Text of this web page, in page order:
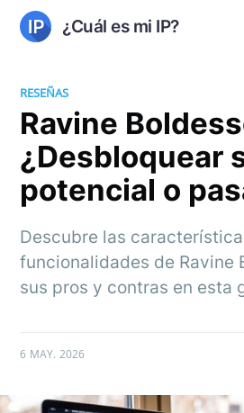
¿Cuál es mi IP?
RESEÑAS
Ravine
¿Desbloquear
potencial o
Descubre las
funcionalidades de Ravine
sus pros y contras en esta
6 MAY. 2026